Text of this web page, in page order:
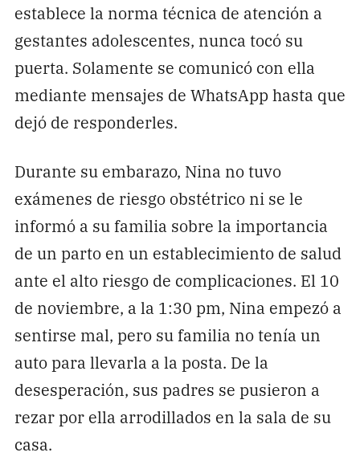
establece la norma técnica de atención a
gestantes adolescentes, nunca tocó su
puerta. Solamente se comunicó con ella
mediante mensajes de WhatsApp hasta que
dejó de responderles.
Durante su embarazo, Nina no tuvo
exámenes de riesgo obstétrico ni se le
informó a su familia sobre la importancia
de un parto en un establecimiento de salud
ante el alto riesgo de complicaciones. El 10
de noviembre, a la 1:30 pm, Nina empezó a
sentirse mal, pero su familia no tenía un
auto para llevarla a la posta. De la
desesperación, sus padres se pusieron a
rezar por ella arrodillados en la sala de su
casa.